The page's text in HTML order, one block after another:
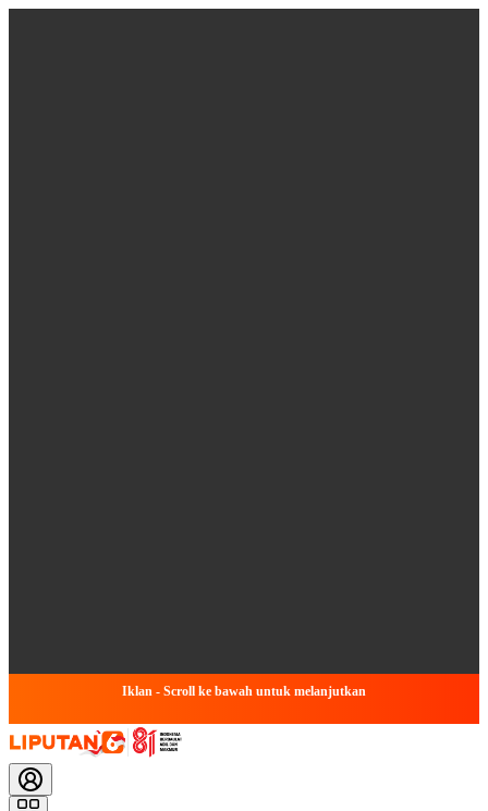
Iklan - Scroll ke bawah untuk melanjutkan